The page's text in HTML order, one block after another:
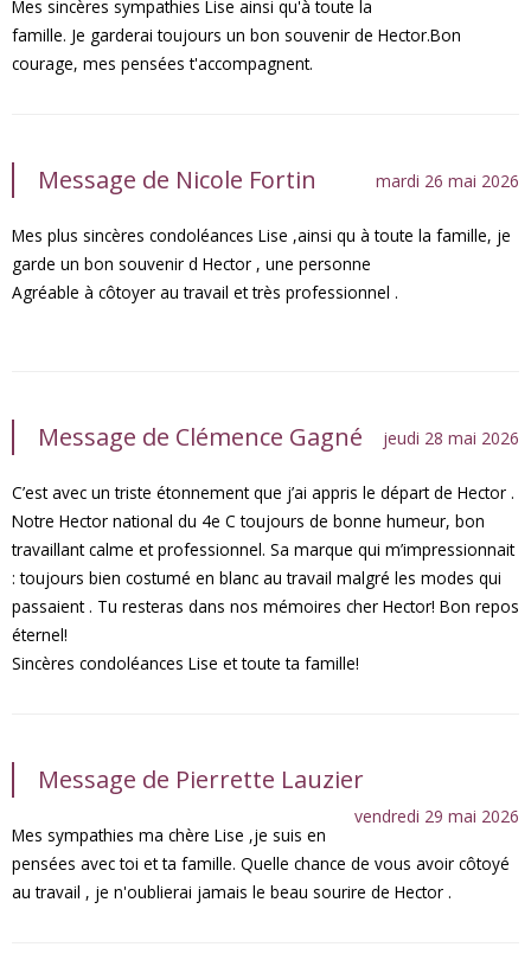
Mes sincères sympathies Lise ainsi qu'à toute la
famille. Je garderai toujours un bon souvenir de Hector.Bon
courage, mes pensées t'accompagnent.
Message de Nicole Fortin mardi 26 mai 2026
Mes plus sincères condoléances Lise ,ainsi qu à toute la famille, je
garde un bon souvenir d Hector , une personne
Agréable à côtoyer au travail et très professionnel .
Message de Clémence Gagné jeudi 28 mai 2026
C’est avec un triste étonnement que j’ai appris le départ de Hector .
Notre Hector national du 4e C toujours de bonne humeur, bon
travaillant calme et professionnel. Sa marque qui m’impressionnait
: toujours bien costumé en blanc au travail malgré les modes qui
passaient . Tu resteras dans nos mémoires cher Hector! Bon repos
éternel!
Sincères condoléances Lise et toute ta famille!
Message de Pierrette Lauzier
vendredi 29 mai 2026
Mes sympathies ma chère Lise ,je suis en
pensées avec toi et ta famille. Quelle chance de vous avoir côtoyé
au travail , je n'oublierai jamais le beau sourire de Hector .